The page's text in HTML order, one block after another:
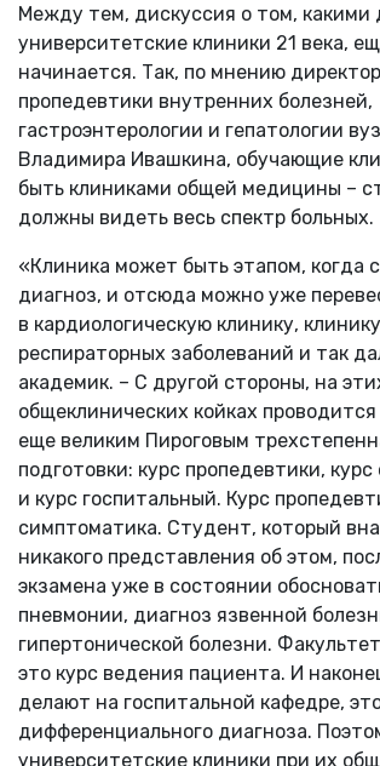
Между тем, дискуссия о том,
университетские клиники 21 века,
начинается. Так, по мнению
пропедевтики внутренних болезней,
гастроэнтерологии и гепатологии
Владимира Ивашкина, обучающие
быть клиниками общей медицины –
должны видеть весь спектр больных.
«Клиника может быть этапом, когда
диагноз, и отсюда можно уже
в кардиологическую клинику, клинику
респираторных заболеваний и так
академик. – С другой стороны, на
общеклинических койках
еще великим Пироговым
подготовки: курс пропедевтики,
и курс госпитальный. Курс
симптоматика. Студент, который
никакого представления об этом,
экзамена уже в состоянии
пневмонии, диагноз язвенной
гипертонической болезни.
это курс ведения пациента. И
делают на госпитальной кафедре,
дифференциального диагноза.
университетские клиники при их